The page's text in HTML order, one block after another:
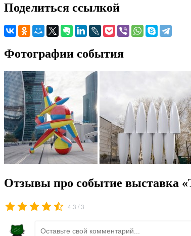
Поделиться ссылкой
Фотографии события
Отзывы про событие выставка
4.3 /3